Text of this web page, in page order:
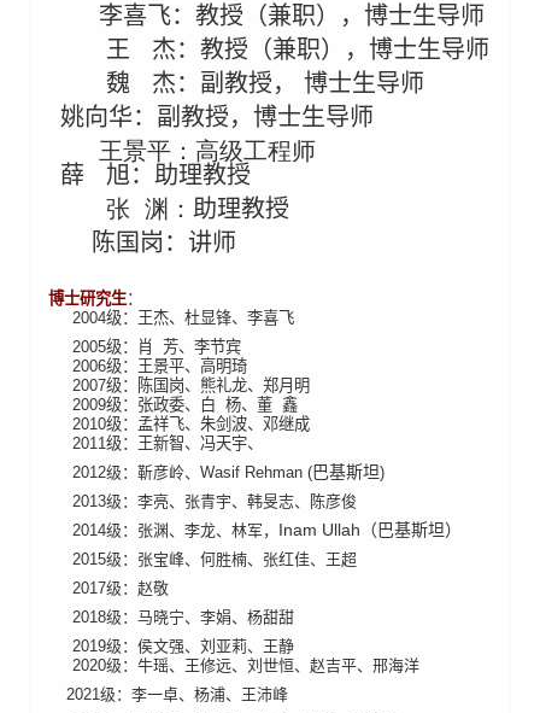
李喜飞：教授（兼职），博士生导师
王
杰：教授（兼职），博士生导师
魏
杰：副教授，
博士生导师
姚向华：副教授，博士生导师
王景平：高级工程师
薛
旭：助理教授
张 渊 ： 助理教授
陈国岗：讲师
博士研究生：
2004级：王杰、杜显锋、李喜飞
2005级：肖 芳、李节宾
2006级：王景平、高明琦
2007级：陈国岗、熊礼龙、郑月明
2009级：张政委、白 杨、董 鑫
2010级：孟祥飞、朱剑波、邓继成
2011级：王新智、冯天宇、
2012级：靳彦岭、 Wasif Rehman (巴基斯坦)
2013级：李亮、张青宇、韩旻志、陈彦俊
2014级：张渊、李龙、林军， Inam Ullah（巴基斯坦）
2015级：张宝峰、何胜楠、张红佳、王超
2017级：赵敬
2018级：马晓宁、李娟、杨甜甜
2019级：侯文强、刘亚莉、王静
2020级：牛瑶、王修远、刘世恒、赵吉平、邢海洋
2021级：李一卓、杨浦、王沛峰